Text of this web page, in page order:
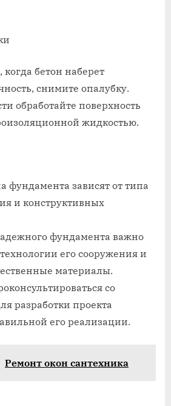
бетон наберет
снимите опалубку.
обработайте поверхность
жидкостью.
фундамента зависят от типа
и конструктивных
фундамента важно
его сооружения и
материалы.
со
разработки проекта
его реализации.
Ремонт окон сантехника